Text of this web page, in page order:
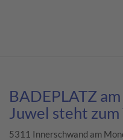
BADEPLATZ
Juwel steht
5311 Innerschwand am